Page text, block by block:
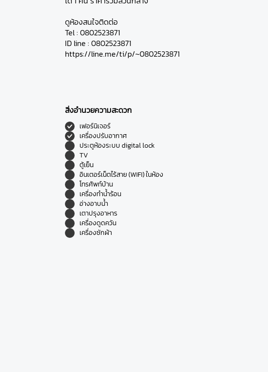
ดูห้องสนใจติดต่อ
Tel : 0802523871
ID line : 0802523871
https://line.me/ti/p/~0802523871
สิ่งอำนวยความสะดวก
เฟอร์นิเจอร์
เครื่องปรับอากาศ
ประตูห้องระบบ digital lock
TV
ตู้เย็น
อินเตอร์เน็ตไร้สาย (WIFI) ในห้อง
โทรศัพท์บ้าน
เครื่องทำน้ำร้อน
อ่างอาบน้ำ
เตาปรุงอาหาร
เครื่องดูดควัน
เครื่องซักผ้า